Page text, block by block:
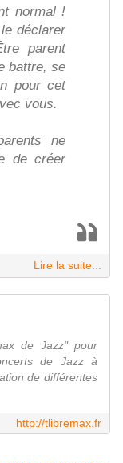
normal !
déclarer
parent
battre, se
pour cet
vous.
ne
de créer
Lire la suite...
de Jazz" pour
de Jazz à
de différentes
http://tlibremax.fr